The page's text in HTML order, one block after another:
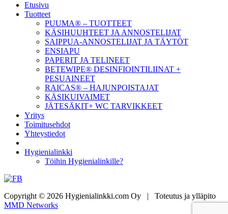
Etusivu
Tuotteet
PUUMA® – TUOTTEET
KÄSIHUUHTEET JA ANNOSTELIJAT
SAIPPUA-ANNOSTELIJAT JA TÄYTÖT
ENSIAPU
PAPERIT JA TELINEET
BETEWIPE® DESINFIOINTILIINAT +
PESUAINEET
RAICAS® – HAJUNPOISTAJAT
KÄSIKUIVAIMET
JÄTESÄKIT+ WC TARVIKKEET
Yritys
Toimitusehdot
Yhteystiedot
Hygienialinkki
Töihin Hygienialinkille?
Copyright © 2026 Hygienialinkki.com Oy | Toteutus ja ylläpito
MMD Networks